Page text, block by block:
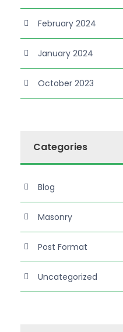
February 2024
January 2024
October 2023
Categories
Blog
Masonry
Post Format
Uncategorized